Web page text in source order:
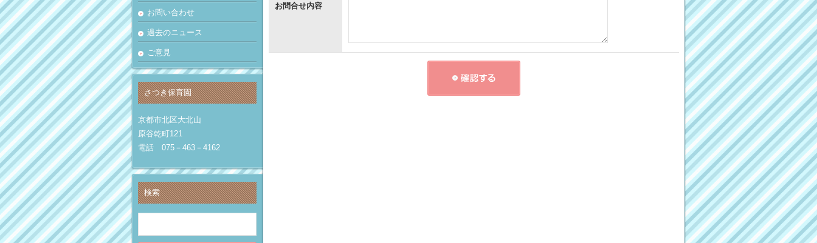
お問合せ内容
お問い合わせ
過去のニュース
ご意見
さつき保育園
京都市北区大北山
原谷乾町121
電話 075－463－4162
検索